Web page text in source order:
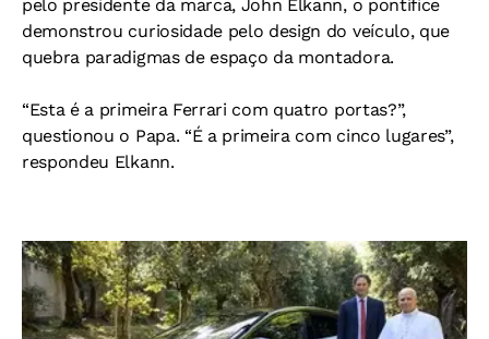
pelo presidente da marca, John Elkann, o pontífice
demonstrou curiosidade pelo design do veículo, que
quebra paradigmas de espaço da montadora.
“Esta é a primeira Ferrari com quatro portas?”,
questionou o Papa. “É a primeira com cinco lugares”,
respondeu Elkann.